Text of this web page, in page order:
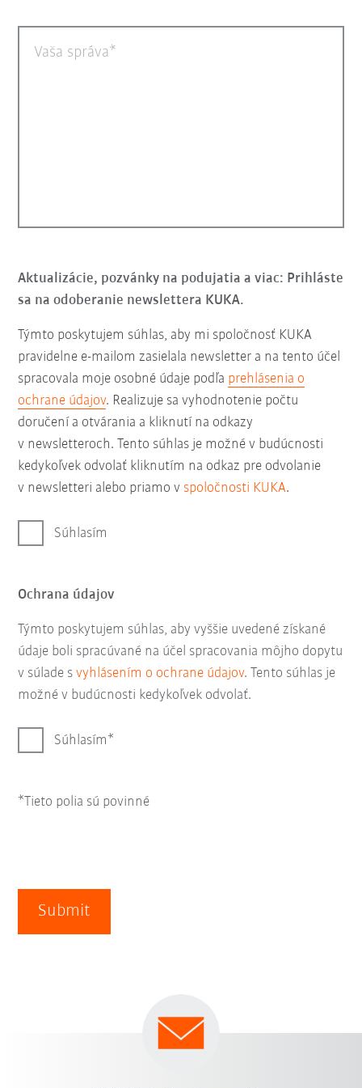
Vaša správa
Aktualizácie, pozvánky na podujatia a viac: Prihláste
sa na odoberanie newslettera KUKA.
Týmto poskytujem súhlas, aby mi spoločnosť KUKA
pravidelne e-mailom zasielala newsletter a na tento účel
spracovala moje osobné údaje podľa prehlásenia o
ochrane údajov. Realizuje sa vyhodnotenie počtu
doručení a otvárania a kliknutí na odkazy
v newsletteroch. Tento súhlas je možné v budúcnosti
kedykoľvek odvolať kliknutím na odkaz pre odvolanie
v newsletteri alebo priamo v spoločnosti KUKA.
Súhlasím
Ochrana údajov
Týmto poskytujem súhlas, aby vyššie uvedené získané
údaje boli spracúvané na účel spracovania môjho dopytu
v súlade svyhlásením o ochrane údajov. Tento súhlas je
možné v budúcnosti kedykoľvek odvolať.
Súhlasím
*Tieto polia sú povinné
Submit